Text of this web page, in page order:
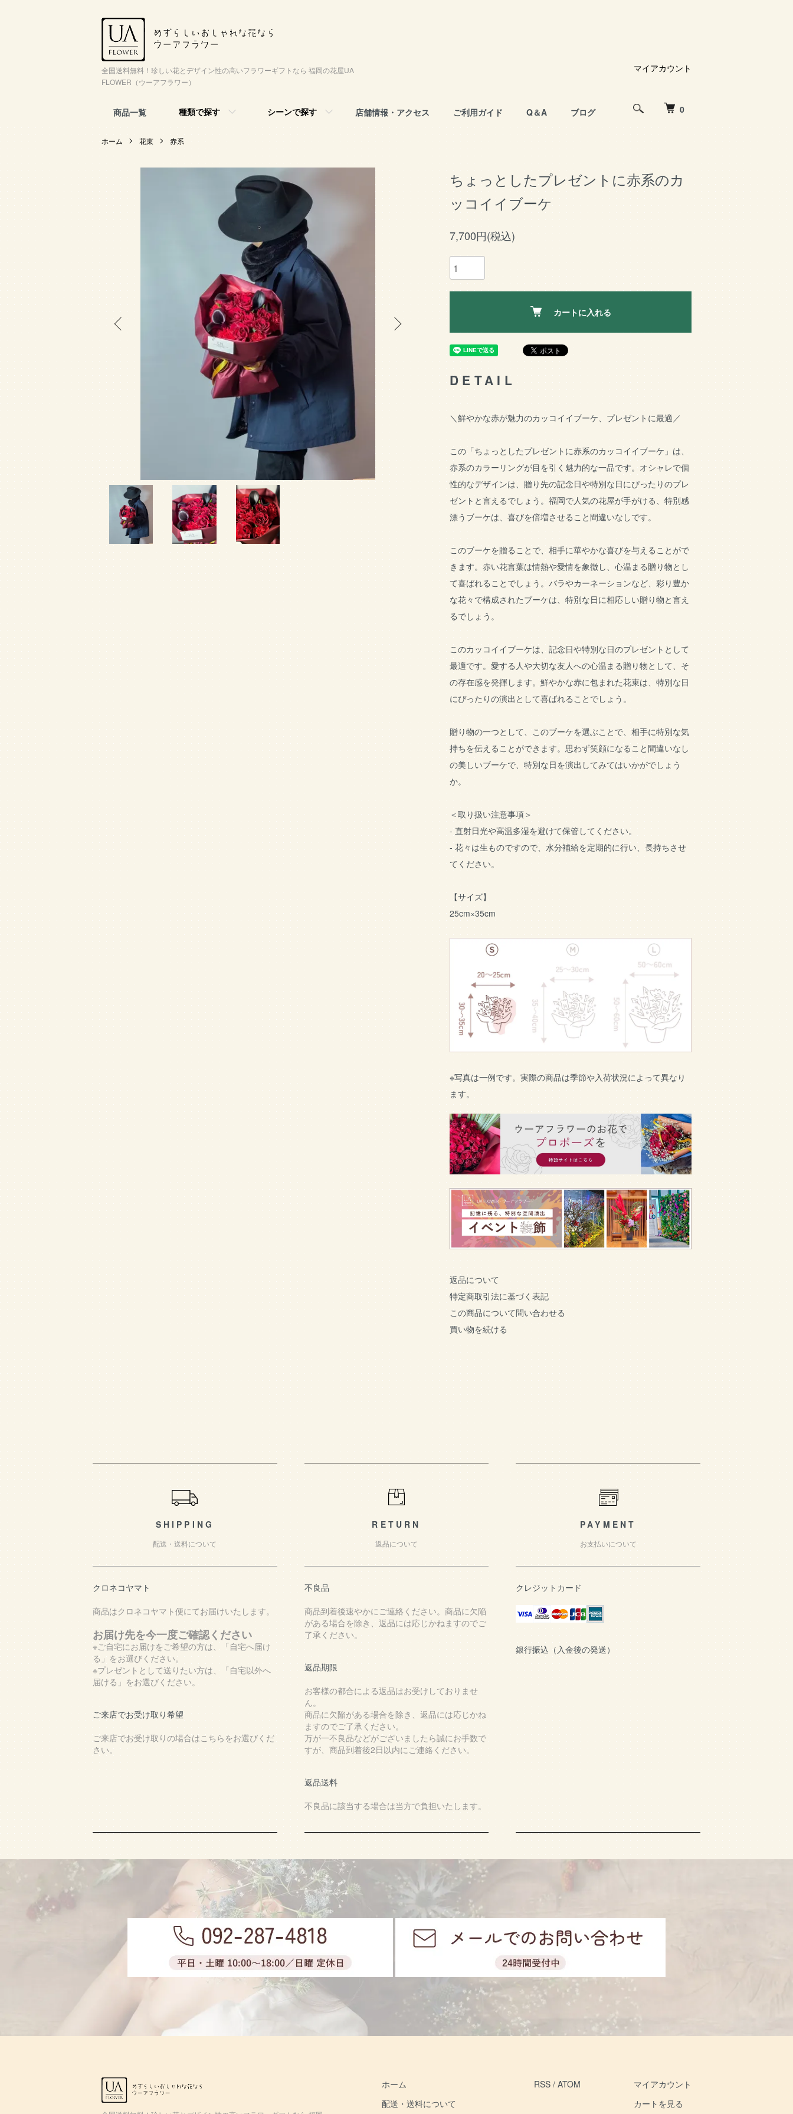
全国送料無料！珍しい花とデザイン性の高いフラワーギフトなら 福岡の花屋UA
FLOWER（ウーアフラワー）
0
商品一覧 種類で探す シーンで探す 店舗情報・アクセス ご利用ガイド Q＆A ブログ
マイアカウント
ホーム 花束 赤系
ちょっとしたプレゼントに赤系のカ
ッコイイブーケ
7,700円(税込)
カートに入れる
DETAIL
＼鮮やかな赤が魅力のカッコイイブーケ、プレゼントに最適／
この「ちょっとしたプレゼントに赤系のカッコイイブーケ」は、
赤系のカラーリングが目を引く魅力的な一品です。オシャレで個
性的なデザインは、贈り先の記念日や特別な日にぴったりのプレ
ゼントと言えるでしょう。福岡で人気の花屋が手がける、特別感
漂うブーケは、喜びを倍増させること間違いなしです。
このブーケを贈ることで、相手に華やかな喜びを与えることがで
きます。赤い花言葉は情熱や愛情を象徴し、心温まる贈り物とし
て喜ばれることでしょう。バラやカーネーションなど、彩り豊か
な花々で構成されたブーケは、特別な日に相応しい贈り物と言え
るでしょう。
このカッコイイブーケは、記念日や特別な日のプレゼントとして
最適です。愛する人や大切な友人への心温まる贈り物として、そ
の存在感を発揮します。鮮やかな赤に包まれた花束は、特別な日
にぴったりの演出として喜ばれることでしょう。
贈り物の一つとして、このブーケを選ぶことで、相手に特別な気
持ちを伝えることができます。思わず笑顔になること間違いなし
の美しいブーケで、特別な日を演出してみてはいかがでしょう
か。
＜取り扱い注意事項＞
- 直射日光や高温多湿を避けて保管してください。
- 花々は生ものですので、水分補給を定期的に行い、長持ちさせ
てください。
【サイズ】
25cm×35cm
※写真は一例です。実際の商品は季節や入荷状況によって異なり
ます。
返品について
特定商取引法に基づく表記
この商品について問い合わせる
買い物を続ける
SHIPPING
配送・送料について
クロネコヤマト
商品はクロネコヤマト便にてお届けいたします。
お届け先を今一度ご確認ください
※ご自宅にお届けをご希望の方は、「自宅へ届け
る」をお選びください。
※プレゼントとして送りたい方は、「自宅以外へ
届ける」をお選びください。
ご来店でお受け取り希望
ご来店でお受け取りの場合はこちらをお選びくだ
さい。
RETURN
返品について
不良品
商品到着後速やかにご連絡ください。商品に欠陥
がある場合を除き、返品には応じかねますのでご
了承ください。
返品期限
お客様の都合による返品はお受けしておりませ
ん。
商品に欠陥がある場合を除き、返品には応じかね
ますのでご了承ください。
万が一不良品などがございましたら誠にお手数で
すが、商品到着後2日以内にご連絡ください。
返品送料
不良品に該当する場合は当方で負担いたします。
PAYMENT
お支払いについて
クレジットカード
銀行振込（入金後の発送）
ホーム
配送・送料について
RSS / ATOM
マイアカウント
カートを見る